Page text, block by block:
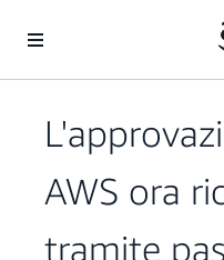
AWS ora
tramite